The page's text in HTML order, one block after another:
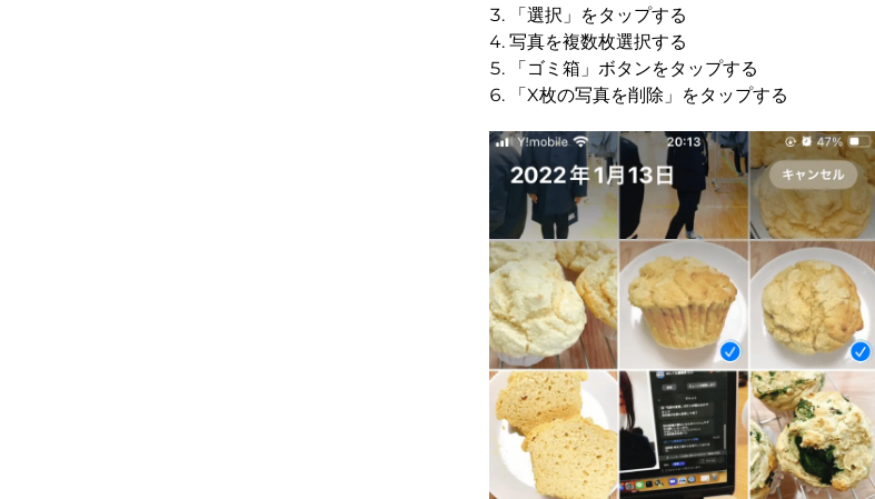
「選択」をタップする
写真を複数枚選択する
「ゴミ箱」ボタンをタップする
「X枚の写真を削除」をタップする